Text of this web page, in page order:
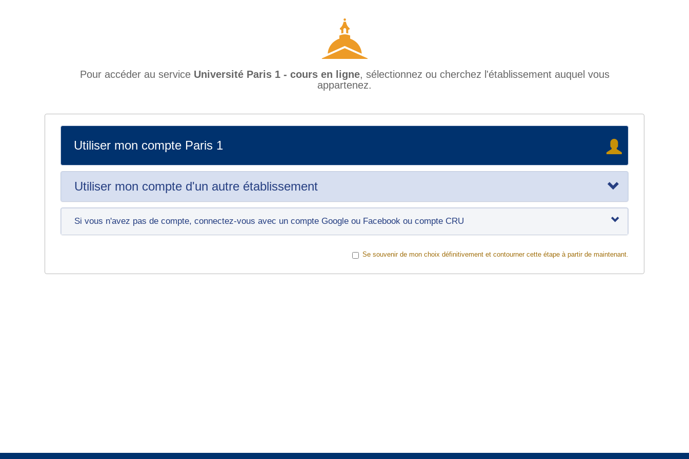
Pour accéder au service Université Paris 1 - cours en ligne, sélectionnez ou cherchez l'établissement auquel vous
appartenez.
Utiliser mon compte Paris 1
Utiliser mon compte d'un autre établissement
Si vous n'avez pas de compte, connectez-vous avec un compte Google ou Facebook ou compte CRU
Se souvenir de mon choix définitivement et contourner cette étape à partir de maintenant.